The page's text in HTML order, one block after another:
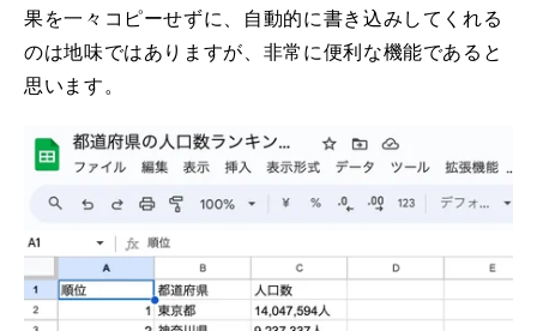
果を一々コピーせずに、自動的に書き込みしてくれる
のは地味ではありますが、非常に便利な機能であると
思います。